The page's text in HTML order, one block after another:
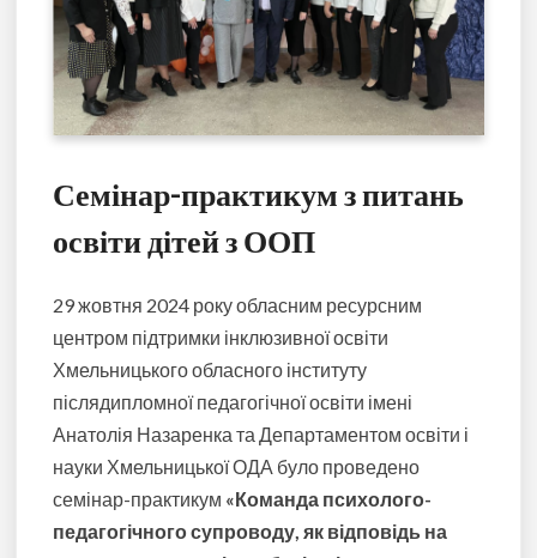
Семінар-практикум з питань
освіти дітей з ООП
29 жовтня 2024 року обласним ресурсним
центром підтримки інклюзивної освіти
Хмельницького обласного інституту
післядипломної педагогічної освіти імені
Анатолія Назаренка та Департаментом освіти і
науки Хмельницької ОДА було проведено
семінар-практикум «Команда психолого-
педагогічного супроводу, як відповідь на